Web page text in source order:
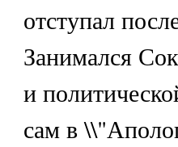
отступал
Занимался
и
сам в